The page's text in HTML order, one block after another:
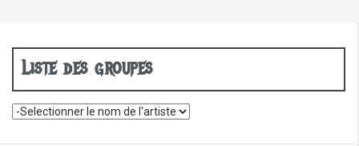
Liste des groupes